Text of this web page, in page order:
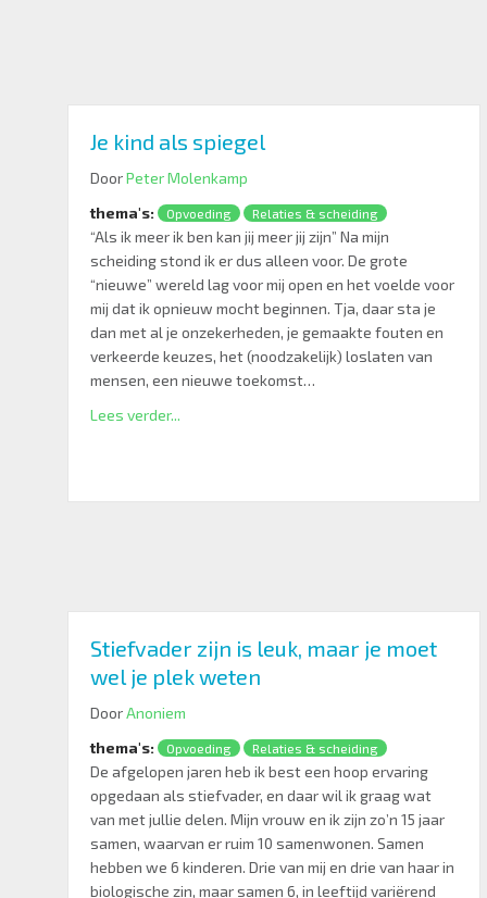
Je kind als spiegel
DoorPeter Molenkamp
thema's:
Opvoeding Relaties & scheiding
“Als ik meer ik ben kan jij meer jij zijn” Na mijn
scheiding stond ik er dus alleen voor. De grote
“nieuwe” wereld lag voor mij open en het voelde voor
mij dat ik opnieuw mocht beginnen. Tja, daar sta je
dan met al je onzekerheden, je gemaakte fouten en
verkeerde keuzes, het (noodzakelijk) loslaten van
mensen, een nieuwe toekomst…
Lees verder...
Stiefvader zijn is leuk, maar je moet
wel je plek weten
DoorAnoniem
thema's:
Opvoeding Relaties & scheiding
De afgelopen jaren heb ik best een hoop ervaring
opgedaan als stiefvader, en daar wil ik graag wat
van met jullie delen. Mijn vrouw en ik zijn zo’n 15 jaar
samen, waarvan er ruim 10 samenwonen. Samen
hebben we 6 kinderen. Drie van mij en drie van haar in
biologische zin, maar samen 6, in leeftijd variërend